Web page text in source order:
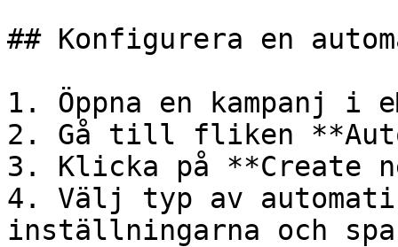
## Konfigurera en
1. Öppna en kampanj i
2. Gå till fliken
3. Klicka på **Create
4. Välj typ av
inställningarna och